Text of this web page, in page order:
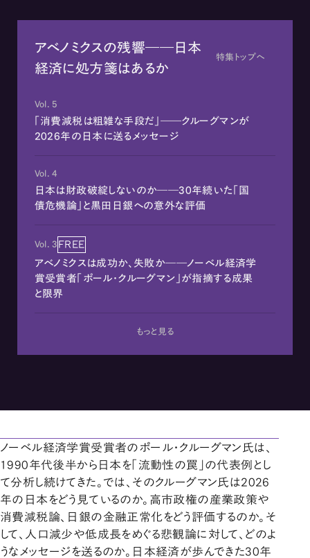
アベノミクスの残響――日本
経済に処方箋はあるか
特集トップへ
Vol. 5
「消費減税は粗雑な手段だ」――クルーグマンが
2026年の日本に送るメッセージ
Vol. 4
日本は財政破綻しないのか――30年続いた「国
債危機論」と黒田日銀への意外な評価
Vol. 3 FREE
アベノミクスは成功か、失敗か――ノーベル経済学
賞受賞者「ポール・クルーグマン」が指摘する成果
と限界
もっと見る
ノーベル経済学賞受賞者のポール・クルーグマン氏は、
1990年代後半から日本を「流動性の罠」の代表例とし
て分析し続けてきた。では、そのクルーグマン氏は2026
年の日本をどう見ているのか。高市政権の産業政策や
消費減税論、日銀の金融正常化をどう評価するのか。そ
して、人口減少や低成長をめぐる悲観論に対して、どのよ
うなメッセージを送るのか。日本経済が歩んできた30年